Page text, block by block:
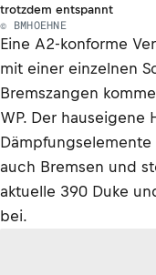
trotzdem entspannt
© BMHOEHNE
Eine A2-konforme
mit einer einzelnen
Bremszangen
WP. Der hauseigene
auch Bremsen und
aktuelle 390 Duke
bei.